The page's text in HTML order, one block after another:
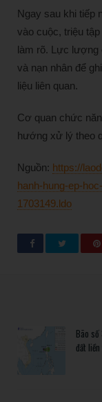
Ngay sau khi tiếp
vào cuộc, triệu
làm rõ. Lực lượng
và nạn nhân để
liệu liên quan.
Cơ quan chức
hướng xử lý theo
Nguồn: https://
hanh-hung-ep-
1703149.ldo
Bão
đất